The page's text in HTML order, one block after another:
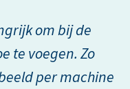
om bij de
te voegen. Zo
per machine